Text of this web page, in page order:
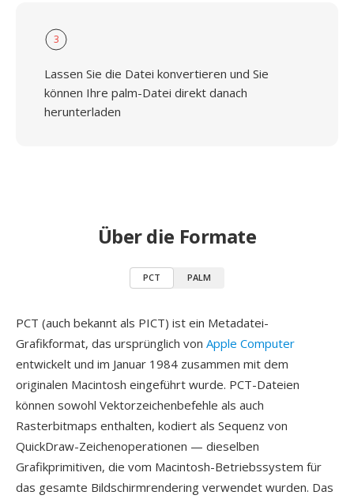
3
Lassen Sie die Datei konvertieren und Sie
können Ihre palm-Datei direkt danach
herunterladen
Über die Formate
PCT PALM
PCT (auch bekannt als PICT) ist ein Metadatei-
Grafikformat, das ursprünglich von Apple Computer
entwickelt und im Januar 1984 zusammen mit dem
originalen Macintosh eingeführt wurde. PCT-Dateien
können sowohl Vektorzeichenbefehle als auch
Rasterbitmaps enthalten, kodiert als Sequenz von
QuickDraw-Zeichenoperationen — dieselben
Grafikprimitiven, die vom Macintosh-Betriebssystem für
das gesamte Bildschirmrendering verwendet wurden. Das